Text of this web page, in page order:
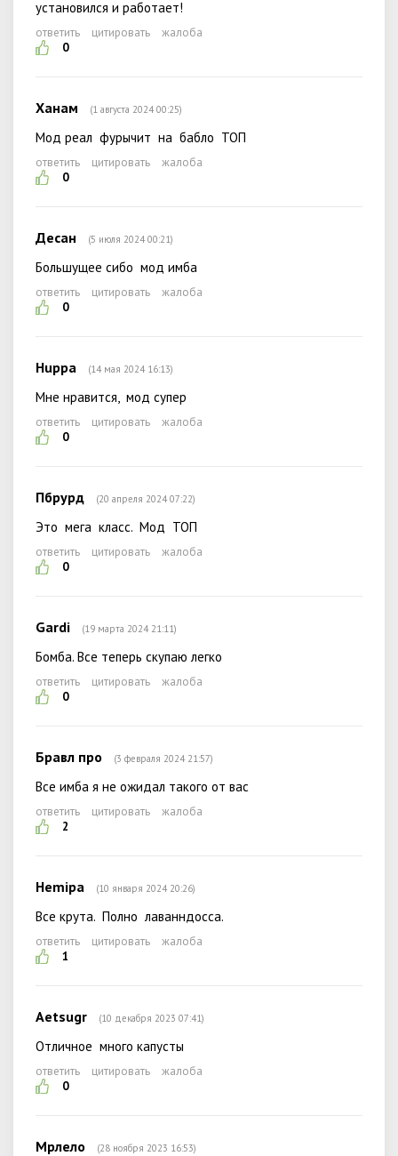
установился и работает!
ответить цитировать
жалоба
0
Ханам (1 августа 2024 00:25)
Мод реал фурычит на бабло ТОП
ответить цитировать
жалоба
0
Десан (5 июля 2024 00:21)
Большущее сибо мод имба
ответить цитировать
жалоба
0
Huppa (14 мая 2024 16:13)
Мне нравится, мод супер
ответить цитировать
жалоба
0
Пбрурд (20 апреля 2024 07:22)
Это мега класс. Мод ТОП
ответить цитировать
жалоба
0
Gardi (19 марта 2024 21:11)
Бомба. Все теперь скупаю легко
ответить цитировать
жалоба
0
Бравл про (3 февраля 2024 21:57)
Все имба я не ожидал такого от вас
ответить цитировать
жалоба
2
Hemipa (10 января 2024 20:26)
Все крута. Полно лаванндосса.
ответить цитировать
жалоба
1
Aetsugr (10 декабря 2023 07:41)
Отличное много капусты
ответить цитировать
жалоба
0
Мрлело (28 ноября 2023 16:53)